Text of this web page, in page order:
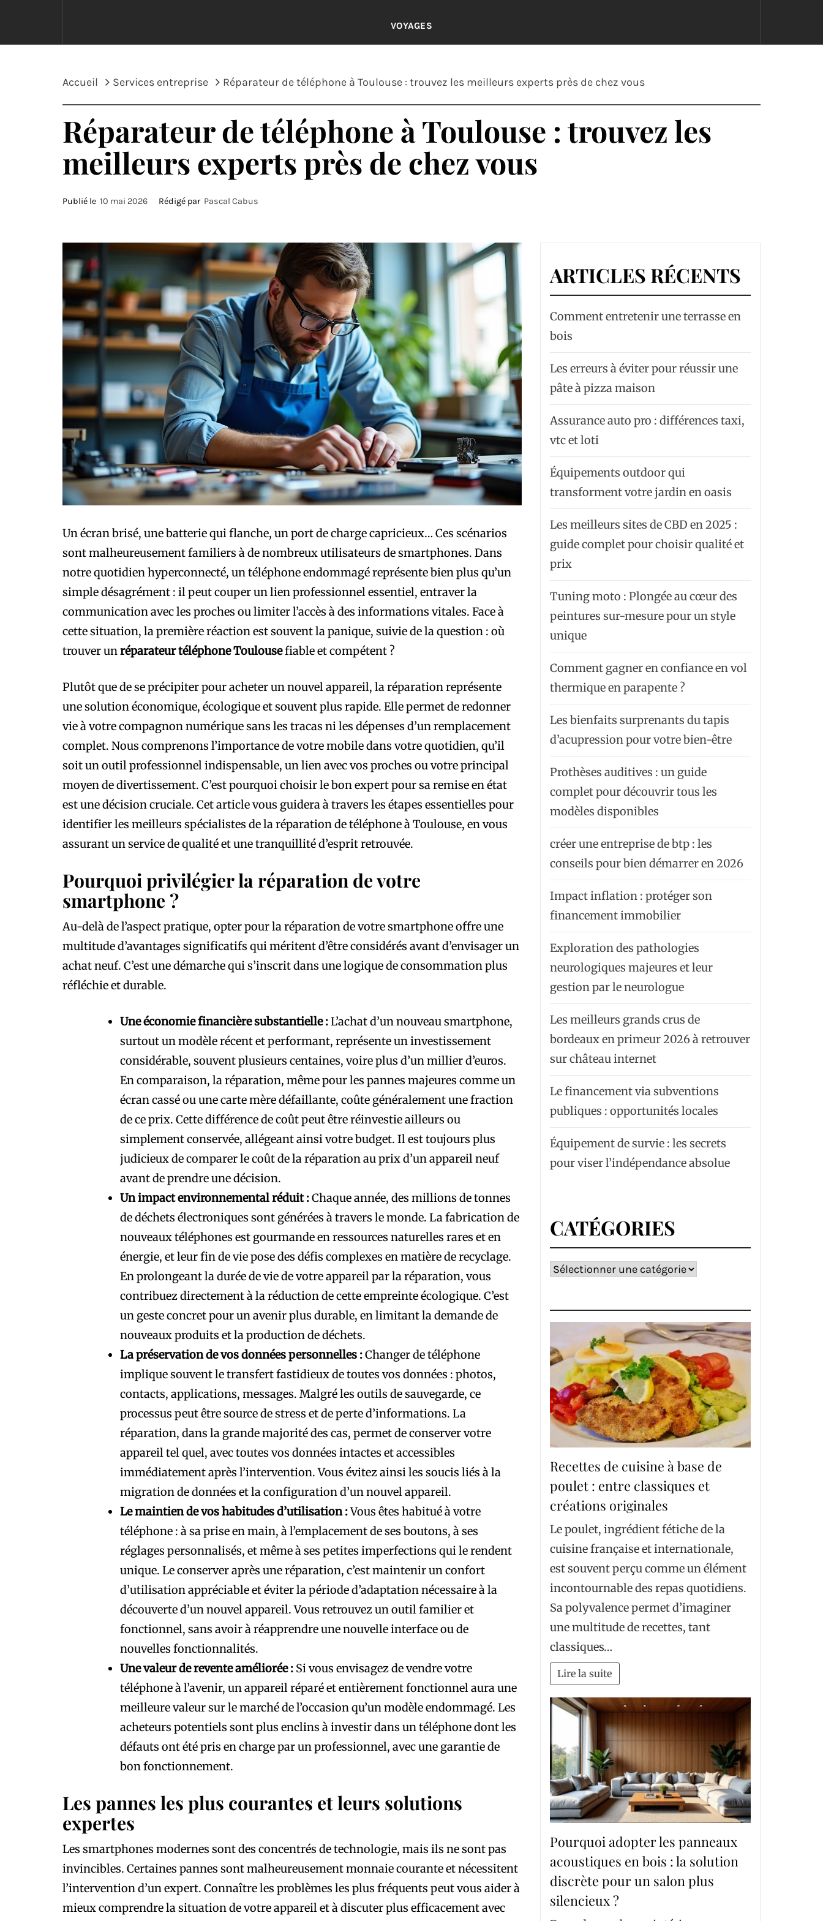
VOYAGES
Accueil Services entreprise Réparateur de téléphone à Toulouse : trouvez les meilleurs experts près de chez vous
Réparateur de téléphone à Toulouse : trouvez les
meilleurs experts près de chez vous
Publié le 10 mai 2026 Rédigé par Pascal Cabus
Un écran brisé, une batterie qui flanche, un port de charge capricieux… Ces scénarios
sont malheureusement familiers à de nombreux utilisateurs de smartphones. Dans
notre quotidien hyperconnecté, un téléphone endommagé représente bien plus qu’un
simple désagrément : il peut couper un lien professionnel essentiel, entraver la
communication avec les proches ou limiter l’accès à des informations vitales. Face à
cette situation, la première réaction est souvent la panique, suivie de la question : où
trouver un réparateur téléphone Toulousefiable et compétent ?
Plutôt que de se précipiter pour acheter un nouvel appareil, la réparation représente
une solution économique, écologique et souvent plus rapide. Elle permet de redonner
vie à votre compagnon numérique sans les tracas ni les dépenses d’un remplacement
complet. Nous comprenons l’importance de votre mobile dans votre quotidien, qu’il
soit un outil professionnel indispensable, un lien avec vos proches ou votre principal
moyen de divertissement. C’est pourquoi choisir le bon expert pour sa remise en état
est une décision cruciale. Cet article vous guidera à travers les étapes essentielles pour
identifier les meilleurs spécialistes de la réparation de téléphone à Toulouse, en vous
assurant un service de qualité et une tranquillité d’esprit retrouvée.
Pourquoi privilégier la réparation de votre
smartphone ?
Au-delà de l’aspect pratique, opter pour la réparation de votre smartphone offre une
multitude d’avantages significatifs qui méritent d’être considérés avant d’envisager un
achat neuf. C’est une démarche qui s’inscrit dans une logique de consommation plus
réfléchie et durable.
Une économie financière substantielle :L’achat d’un nouveau smartphone,
surtout un modèle récent et performant, représente un investissement
considérable, souvent plusieurs centaines, voire plus d’un millier d’euros.
En comparaison, la réparation, même pour les pannes majeures comme un
écran cassé ou une carte mère défaillante, coûte généralement une fraction
de ce prix. Cette différence de coût peut être réinvestie ailleurs ou
simplement conservée, allégeant ainsi votre budget. Il est toujours plus
judicieux de comparer le coût de la réparation au prix d’un appareil neuf
avant de prendre une décision.
Un impact environnemental réduit :Chaque année, des millions de tonnes
de déchets électroniques sont générées à travers le monde. La fabrication de
nouveaux téléphones est gourmande en ressources naturelles rares et en
énergie, et leur fin de vie pose des défis complexes en matière de recyclage.
En prolongeant la durée de vie de votre appareil par la réparation, vous
contribuez directement à la réduction de cette empreinte écologique. C’est
un geste concret pour un avenir plus durable, en limitant la demande de
nouveaux produits et la production de déchets.
La préservation de vos données personnelles :Changer de téléphone
implique souvent le transfert fastidieux de toutes vos données : photos,
contacts, applications, messages. Malgré les outils de sauvegarde, ce
processus peut être source de stress et de perte d’informations. La
réparation, dans la grande majorité des cas, permet de conserver votre
appareil tel quel, avec toutes vos données intactes et accessibles
immédiatement après l’intervention. Vous évitez ainsi les soucis liés à la
migration de données et la configuration d’un nouvel appareil.
Le maintien de vos habitudes d’utilisation :Vous êtes habitué à votre
téléphone : à sa prise en main, à l’emplacement de ses boutons, à ses
réglages personnalisés, et même à ses petites imperfections qui le rendent
unique. Le conserver après une réparation, c’est maintenir un confort
d’utilisation appréciable et éviter la période d’adaptation nécessaire à la
découverte d’un nouvel appareil. Vous retrouvez un outil familier et
fonctionnel, sans avoir à réapprendre une nouvelle interface ou de
nouvelles fonctionnalités.
Une valeur de revente améliorée : Si vous envisagez de vendre votre
téléphone à l’avenir, un appareil réparé et entièrement fonctionnel aura une
meilleure valeur sur le marché de l’occasion qu’un modèle endommagé. Les
acheteurs potentiels sont plus enclins à investir dans un téléphone dont les
défauts ont été pris en charge par un professionnel, avec une garantie de
bon fonctionnement.
Les pannes les plus courantes et leurs solutions
expertes
Les smartphones modernes sont des concentrés de technologie, mais ils ne sont pas
invincibles. Certaines pannes sont malheureusement monnaie courante et nécessitent
l’intervention d’un expert. Connaître les problèmes les plus fréquents peut vous aider à
mieux comprendre la situation de votre appareil et à discuter plus efficacement avec
ARTICLES RÉCENTS
Comment entretenir une terrasse en
bois
Les erreurs à éviter pour réussir une
pâte à pizza maison
Assurance auto pro : différences taxi,
vtc et loti
Équipements outdoor qui
transforment votre jardin en oasis
Les meilleurs sites de CBD en 2025 :
guide complet pour choisir qualité et
prix
Tuning moto : Plongée au cœur des
peintures sur-mesure pour un style
unique
Comment gagner en confiance en vol
thermique en parapente ?
Les bienfaits surprenants du tapis
d’acupression pour votre bien-être
Prothèses auditives : un guide
complet pour découvrir tous les
modèles disponibles
créer une entreprise de btp : les
conseils pour bien démarrer en 2026
Impact inflation : protéger son
financement immobilier
Exploration des pathologies
neurologiques majeures et leur
gestion par le neurologue
Les meilleurs grands crus de
bordeaux en primeur 2026 à retrouver
sur château internet
Le financement via subventions
publiques : opportunités locales
Équipement de survie : les secrets
pour viser l’indépendance absolue
CATÉGORIES
Catégories
Recettes de cuisine à base de
poulet : entre classiques et
créations originales
Le poulet, ingrédient fétiche de la
cuisine française et internationale,
est souvent perçu comme un élément
incontournable des repas quotidiens.
Sa polyvalence permet d’imaginer
une multitude de recettes, tant
classiques…
Lire la suite
Pourquoi adopter les panneaux
acoustiques en bois : la solution
discrète pour un salon plus
silencieux ?